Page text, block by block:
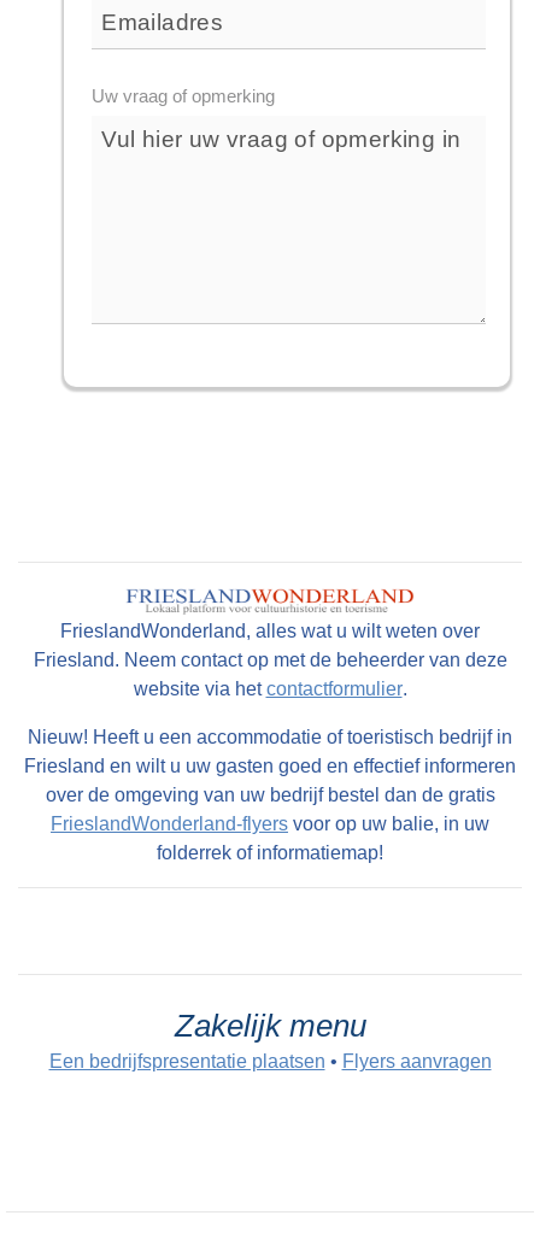
Uw vraag of opmerking
FrieslandWonderland, alles wat u wilt weten over
Friesland. Neem contact op met de beheerder van deze
website via hetcontactformulier.
Nieuw! Heeft u een accommodatie of toeristisch bedrijf in
Friesland en wilt u uw gasten goed en effectief informeren
over de omgeving van uw bedrijf bestel dan de gratis
FrieslandWonderland-flyers voor op uw balie, in uw
folderrek of informatiemap!
Zakelijk menu
Een bedrijfspresentatie plaatsen • Flyers aanvragen